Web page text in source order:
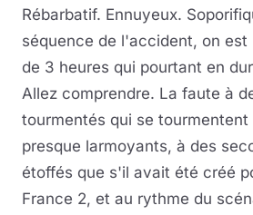
Rébarbatif. Ennuyeux.
séquence de l'accident, on est
de 3 heures qui pourtant en
Allez comprendre. La faute à
tourmentés qui se
presque larmoyants, à des
étoffés que s'il avait été créé
France 2, et au rythme du